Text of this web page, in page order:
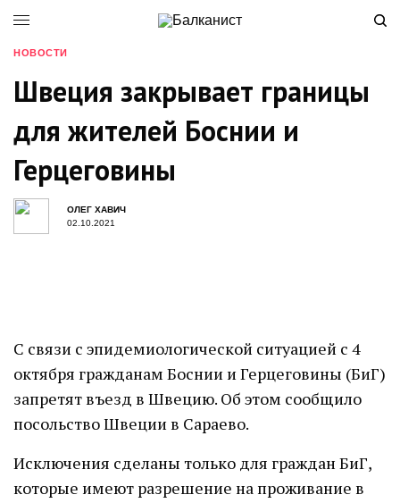
НОВОСТИ
Швеция закрывает границы
для жителей Боснии и
Герцеговины
ОЛЕГ ХАВИЧ
02.10.2021
С связи с эпидемиологической ситуацией с 4
октября гражданам Боснии и Герцеговины (БиГ)
запретят въезд в Швецию. Об этом сообщило
посольство Швеции в Сараево.
Исключения сделаны только для граждан БиГ,
которые имеют разрешение на проживание в